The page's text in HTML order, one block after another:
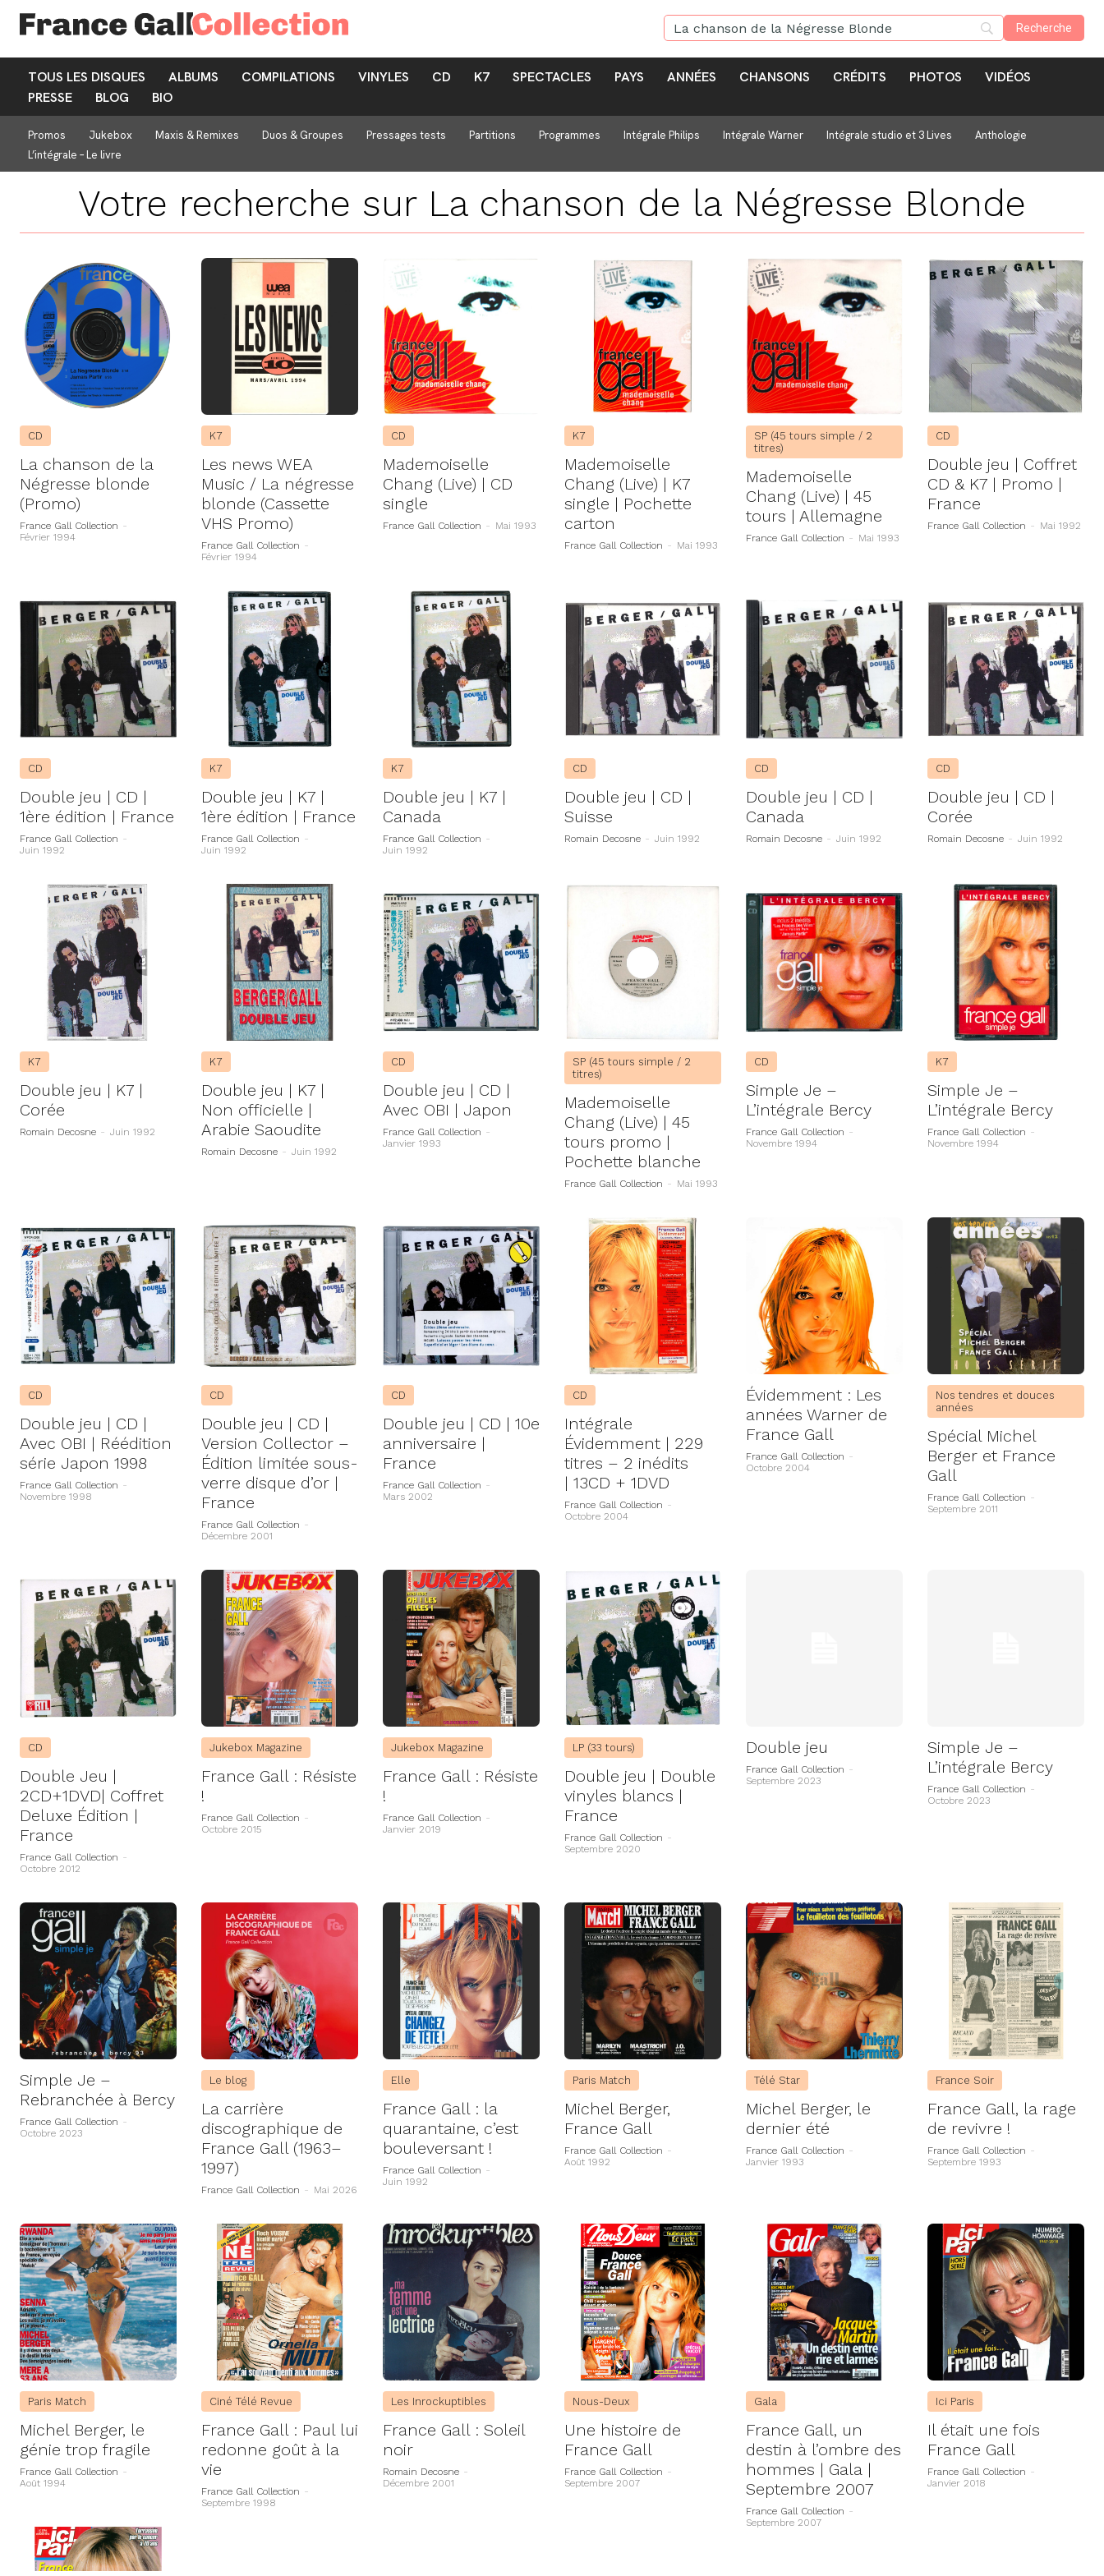
TOUS LES DISQUES ALBUMS COMPILATIONS VINYLES CD K7 SPECTACLES PAYS ANNÉES CHANSONS CRÉDITS PHOTOS
VIDÉOS
PRESSE
BLOG BIO
Promos Jukebox Maxis & Remixes Duos & Groupes Pressages tests Partitions Programmes Intégrale Philips Intégrale Warner Intégrale studio et 3 Lives
Anthologie
L’intégrale – Le livre
Votre recherche sur La chanson de la Négresse Blonde
CD
La chanson de la
Négresse blonde
(Promo)
France Gall Collection -
Février 1994
K7
Les news WEA
Music / La négresse
blonde (Cassette
VHS Promo)
France Gall Collection -
Février 1994
CD
Mademoiselle
Chang (Live) | CD
single
France Gall Collection - Mai 1993
K7
Mademoiselle
Chang (Live) | K7
single | Pochette
carton
France Gall Collection - Mai 1993
SP (45 tours simple / 2
titres)
Mademoiselle
Chang (Live) | 45
tours | Allemagne
France Gall Collection - Mai 1993
CD
Double jeu | Coffret
CD & K7 | Promo |
France
France Gall Collection - Mai 1992
CD
Double jeu | CD |
1ère édition | France
France Gall Collection -
Juin 1992
K7
Double jeu | K7 |
1ère édition | France
France Gall Collection -
Juin 1992
K7
Double jeu | K7 |
Canada
France Gall Collection -
Juin 1992
CD
Double jeu | CD |
Suisse
Romain Decosne - Juin 1992
CD
Double jeu | CD |
Canada
Romain Decosne - Juin 1992
CD
Double jeu | CD |
Corée
Romain Decosne - Juin 1992
K7
Double jeu | K7 |
Corée
Romain Decosne - Juin 1992
K7
Double jeu | K7 |
Non officielle |
Arabie Saoudite
Romain Decosne - Juin 1992
CD
Double jeu | CD |
Avec OBI | Japon
France Gall Collection -
Janvier 1993
SP (45 tours simple / 2
titres)
Mademoiselle
Chang (Live) | 45
tours promo |
Pochette blanche
France Gall Collection - Mai 1993
CD
Simple Je –
L’intégrale Bercy
France Gall Collection -
Novembre 1994
K7
Simple Je –
L’intégrale Bercy
France Gall Collection -
Novembre 1994
CD
Double jeu | CD |
Avec OBI | Réédition
série Japon 1998
France Gall Collection -
Novembre 1998
CD
Double jeu | CD |
Version Collector –
Édition limitée sous-
verre disque d’or |
France
France Gall Collection -
Décembre 2001
CD
Double jeu | CD | 10e
anniversaire |
France
France Gall Collection -
Mars 2002
CD
Intégrale
Évidemment | 229
titres – 2 inédits
| 13CD + 1DVD
France Gall Collection -
Octobre 2004
Évidemment : Les
années Warner de
France Gall
France Gall Collection -
Octobre 2004
Nos tendres et douces
années
Spécial Michel
Berger et France
Gall
France Gall Collection -
Septembre 2011
CD
Double Jeu |
2CD+1DVD| Coffret
Deluxe Édition |
France
France Gall Collection -
Octobre 2012
Jukebox Magazine
France Gall : Résiste
!
France Gall Collection -
Octobre 2015
Jukebox Magazine
France Gall : Résiste
!
France Gall Collection -
Janvier 2019
LP (33 tours)
Double jeu | Double
vinyles blancs |
France
France Gall Collection -
Septembre 2020
Double jeu
France Gall Collection -
Septembre 2023
Simple Je –
L’intégrale Bercy
France Gall Collection -
Octobre 2023
Simple Je –
Rebranchée à Bercy
France Gall Collection -
Octobre 2023
Le blog
La carrière
discographique de
France Gall (1963–
1997)
France Gall Collection - Mai 2026
Elle
France Gall : la
quarantaine, c’est
bouleversant !
France Gall Collection -
Juin 1992
Paris Match
Michel Berger,
France Gall
France Gall Collection -
Août 1992
Télé Star
Michel Berger, le
dernier été
France Gall Collection -
Janvier 1993
France Soir
France Gall, la rage
de revivre !
France Gall Collection -
Septembre 1993
Paris Match
Michel Berger, le
génie trop fragile
France Gall Collection -
Août 1994
Ciné Télé Revue
France Gall : Paul lui
redonne goût à la
vie
France Gall Collection -
Septembre 1998
Les Inrockuptibles
France Gall : Soleil
noir
Romain Decosne -
Décembre 2001
Nous-Deux
Une histoire de
France Gall
France Gall Collection -
Septembre 2007
Gala
France Gall, un
destin à l’ombre des
hommes | Gala |
Septembre 2007
France Gall Collection -
Septembre 2007
Ici Paris
Il était une fois
France Gall
France Gall Collection -
Janvier 2018